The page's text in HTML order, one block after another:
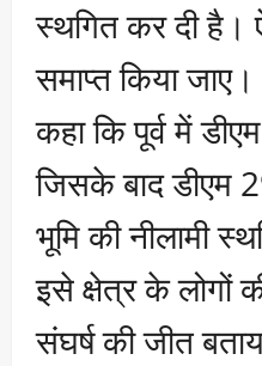
स्थगित कर दी
समाप्त किया जाए।
कहा कि पूर्व में
जिसके बाद डीएम
भूमि की नीलामी
इसे क्षेत्र के लोगों
संघर्ष की जीत